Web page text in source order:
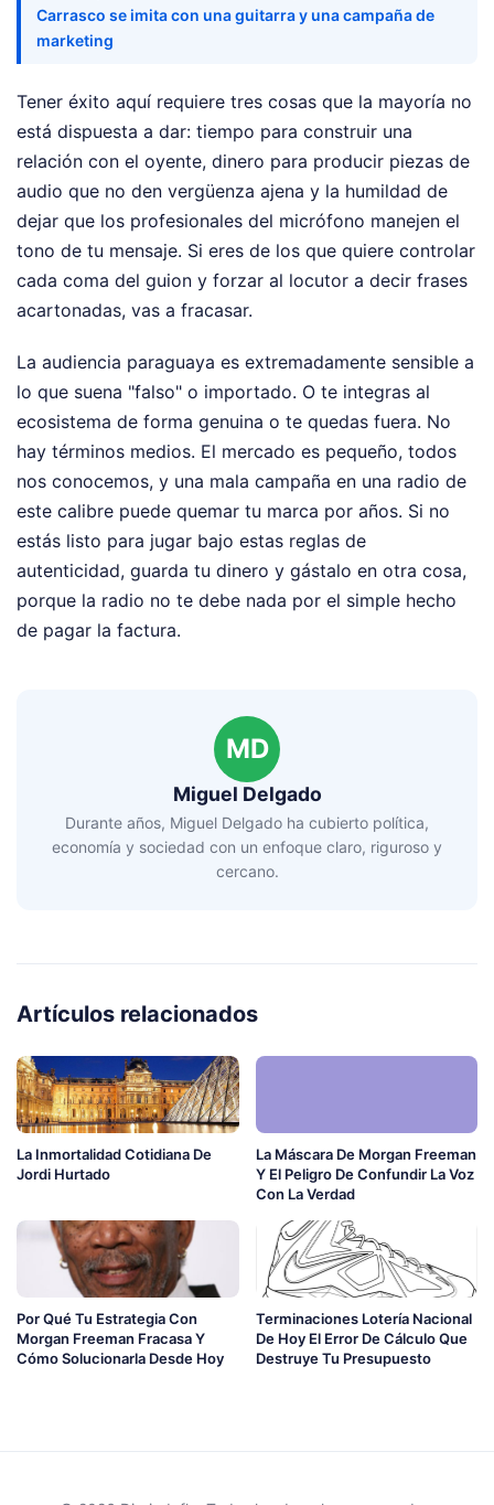
Carrasco se imita con una guitarra y una campaña de
marketing
Tener éxito aquí requiere tres cosas que la mayoría no
está dispuesta a dar: tiempo para construir una
relación con el oyente, dinero para producir piezas de
audio que no den vergüenza ajena y la humildad de
dejar que los profesionales del micrófono manejen el
tono de tu mensaje. Si eres de los que quiere controlar
cada coma del guion y forzar al locutor a decir frases
acartonadas, vas a fracasar.
La audiencia paraguaya es extremadamente sensible a
lo que suena "falso" o importado. O te integras al
ecosistema de forma genuina o te quedas fuera. No
hay términos medios. El mercado es pequeño, todos
nos conocemos, y una mala campaña en una radio de
este calibre puede quemar tu marca por años. Si no
estás listo para jugar bajo estas reglas de
autenticidad, guarda tu dinero y gástalo en otra cosa,
porque la radio no te debe nada por el simple hecho
de pagar la factura.
MD
Miguel Delgado
Durante años, Miguel Delgado ha cubierto política,
economía y sociedad con un enfoque claro, riguroso y
cercano.
Artículos relacionados
La Inmortalidad Cotidiana De
Jordi Hurtado
La Máscara De Morgan Freeman
Y El Peligro De Confundir La Voz
Con La Verdad
Por Qué Tu Estrategia Con
Morgan Freeman Fracasa Y
Cómo Solucionarla Desde Hoy
Terminaciones Lotería Nacional
De Hoy El Error De Cálculo Que
Destruye Tu Presupuesto